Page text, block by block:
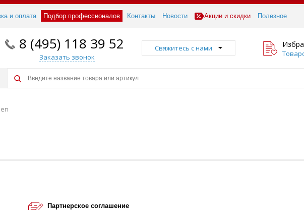
и оплата Подбор профессионалов Контакты Новости Акции и скидки Полезное
8 (495) 118 39 52
Заказать звонок
Свяжитесь с нами
Партнерское соглашение